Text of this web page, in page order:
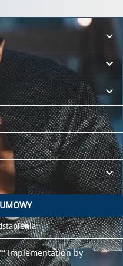



keyboard_arrow_down
implementation by